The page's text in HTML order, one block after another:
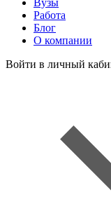
Вузы
Работа
Блог
О компании
Войти в личный